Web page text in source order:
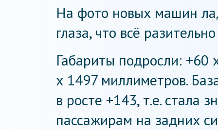
На фото новых машин
глаза, что всё
Габариты подросли: +60
х 1497 миллиметров.
в росте +143, т.е. стала
пассажирам на задних